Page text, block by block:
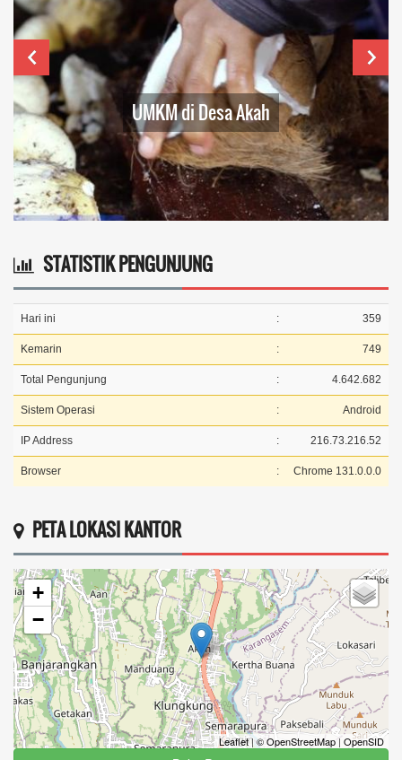
UMKM di Desa Akah
STATISTIK PENGUNJUNG
Hari ini : 359
Kemarin : 749
Total Pengunjung : 4.642.682
Sistem Operasi : Android
IP Address : 216.73.216.52
Browser : Chrome 131.0.0.0
PETA LOKASI KANTOR
+
−
Leaflet|© OpenStreetMap|OpenSID